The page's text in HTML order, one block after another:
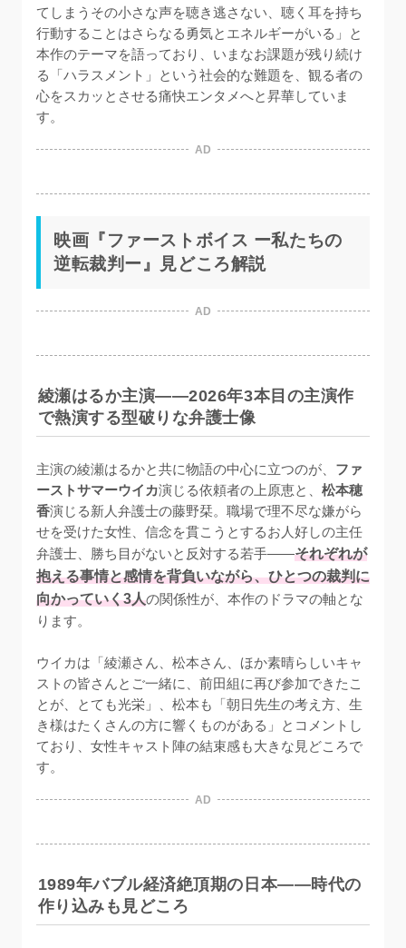
てしまうその小さな声を聴き逃さない、聴く耳を持ち
行動することはさらなる勇気とエネルギーがいる」と
本作のテーマを語っており、いまなお課題が残り続け
る「ハラスメント」という社会的な難題を、観る者の
心をスカッとさせる痛快エンタメへと昇華していま
す。
AD
映画『ファーストボイス ー私たちの
逆転裁判ー』見どころ解説
AD
綾瀬はるか主演——2026年3本目の主演作
で熱演する型破りな弁護士像
主演の綾瀬はるかと共に物語の中心に立つのが、 ファ
ーストサマーウイカ演じる依頼者の上原恵と、 松本穂
香演じる新人弁護士の藤野栞。職場で理不尽な嫌がら
せを受けた女性、信念を貫こうとするお人好しの主任
弁護士、勝ち目がないと反対する若手——それぞれが
抱える事情と感情を背負いながら、ひとつの裁判に
向かっていく3人の関係性が、本作のドラマの軸とな
ります。
ウイカは「綾瀬さん、松本さん、ほか素晴らしいキャ
ストの皆さんとご一緒に、前田組に再び参加できたこ
とが、とても光栄」、松本も「朝日先生の考え方、生
き様はたくさんの方に響くものがある」とコメントし
ており、女性キャスト陣の結束感も大きな見どころで
す。
AD
1989年バブル経済絶頂期の日本——時代の
作り込みも見どころ